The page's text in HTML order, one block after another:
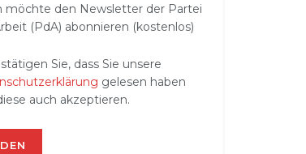
möchte den Newsletter der Partei
(PdA) abonnieren (kostenlos)
Sie, dass Sie unsere
gelesen haben
auch akzeptieren.